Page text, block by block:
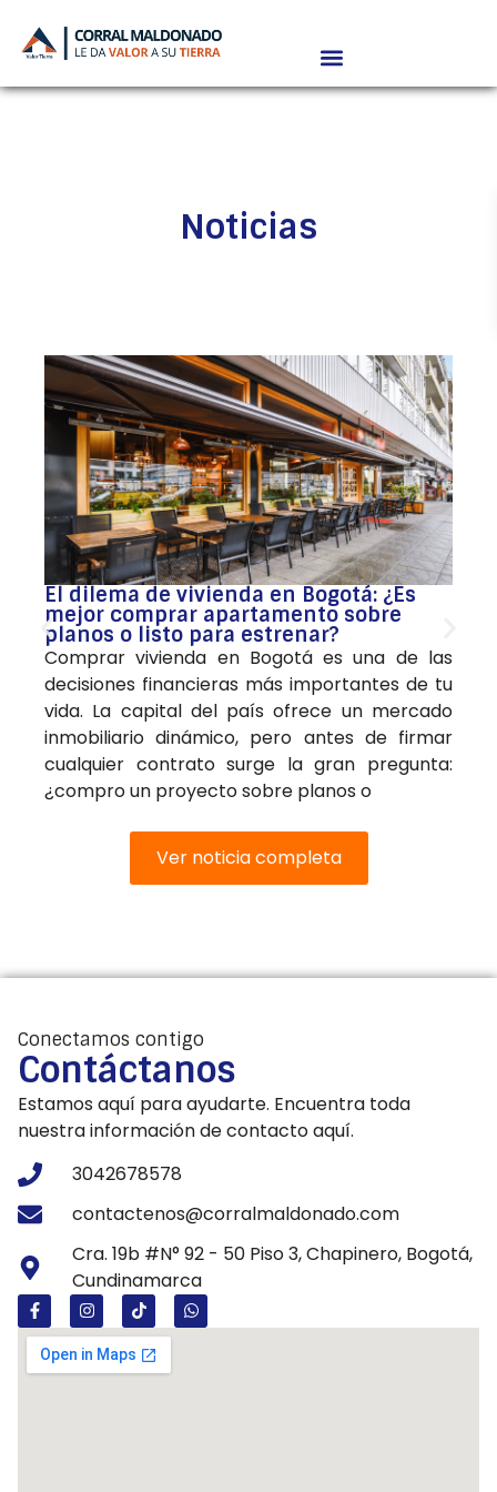
Noticias
El dilema de vivienda en Bogotá: ¿Es
mejor comprar apartamento sobre
planos o listo para estrenar?
Comprar vivienda en Bogotá es una de las
decisiones financieras más importantes de tu
vida. La capital del país ofrece un mercado
inmobiliario dinámico, pero antes de firmar
cualquier contrato surge la gran pregunta:
¿compro un proyecto sobre planos o
Ver noticia completa
Conectamos contigo
Contáctanos
Estamos aquí para ayudarte. Encuentra toda
nuestra información de contacto aquí.
3042678578
contactenos@corralmaldonado.com
Cra. 19b #N° 92 - 50 Piso 3, Chapinero, Bogotá,
Cundinamarca